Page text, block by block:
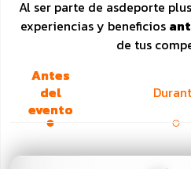
Al ser parte de asdeporte
experiencias y beneficios
de tus
Antes
del
evento